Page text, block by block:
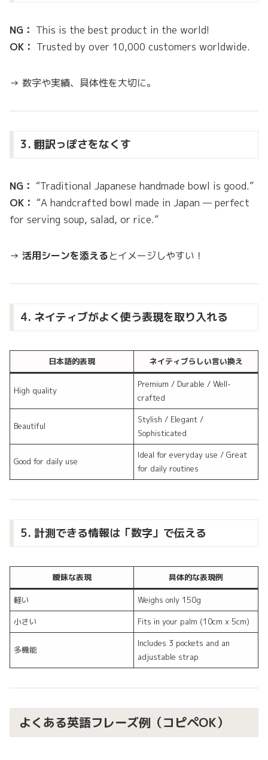
NG： This is the best product in the world!
OK： Trusted by over 10,000 customers worldwide.
→ 数字や実績、具体性を大切に。
3. 翻訳っぽさをなくす
NG： “Traditional Japanese handmade bowl is good.”
OK： “A handcrafted bowl made in Japan — perfect
for serving soup, salad, or rice.”
→ 活用シーンを添えるとイメージしやすい！
4. ネイティブがよく使う表現を取り入れる
日本語的表現 ネイティブらしい言い換え
High quality
Premium / Durable / Well-
crafted
Beautiful
Stylish / Elegant /
Sophisticated
Good for daily use
Ideal for everyday use / Great
for daily routines
5. 計測できる情報は「数字」で伝える
曖昧な表現 具体的な表現例
軽い
Weighs only 150g
小さい
Fits in your palm (10cm x 5cm)
多機能
Includes 3 pockets and an
adjustable strap
よくある英語フレーズ例（コピペOK）